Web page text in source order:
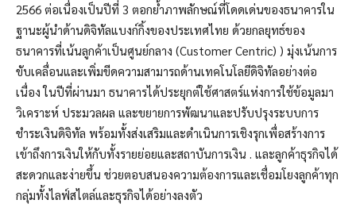
2566 ต่อเนื่องเป็นปีที่ 3 ตอกย้ำภาพลักษณ์ที่โดดเด่นของธนาคารใน
ฐานะผู้นำด้านดิจิทัลแบงก์กิ้งของประเทศไทย ด้วยกลยุทธ์ของ
ธนาคารที่เน้นลูกค้าเป็นศูนย์กลาง (Customer Centric) ) มุ่งเน้นการ
ขับเคลื่อนและเพิ่มขีดความสามารถด้านเทคโนโลยีดิจิทัลอย่างต่อ
เนื่อง ในปีที่ผ่านมา ธนาคารได้ประยุกต์ใช้ศาสตร์แห่งการใช้ข้อมูลมา
วิเคราะห์ ประมวลผล และขยายการพัฒนาและปรับปรุงระบบการ
ชำระเงินดิจิทัล พร้อมทั้งส่งเสริมและดำเนินการเชิงรุกเพื่อสร้างการ
เข้าถึงการเงินให้กับทั้งรายย่อยและสถาบันการเงิน . และลูกค้าธุรกิจได้
สะดวกและง่ายขึ้น ช่วยตอบสนองความต้องการและเชื่อมโยงลูกค้าทุก
กลุ่มทั้งไลฟ์สไตล์และธุรกิจได้อย่างลงตัว